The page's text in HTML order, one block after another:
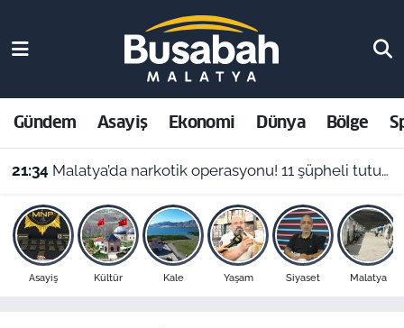
Gündem Asayiş Ekonomi Dünya Bölge
21:34 Malatya’da narkotik operasyonu! 11 şüpheli tutuklandı, uyuşturucu stoku ele geçirildi
Asayiş Kültür Kale Yaşam Siyaset Malatya
Asayiş
Ekonomi
Dünya
Bölge
Malatya Nöbetçi Eczaneler
Malatya Hava Durumu
Malatya Namaz Vakitleri
Malatya Trafik Yoğunluk Haritası
Süper Lig Puan Durumu ve Fikstür